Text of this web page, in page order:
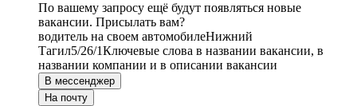
По вашему запросу ещё будут появляться новые
вакансии. Присылать вам?
водитель на своем автомобилеНижний
Тагил5/26/1Ключевые слова в названии вакансии, в
названии компании и в описании вакансии
В мессенджер
На почту